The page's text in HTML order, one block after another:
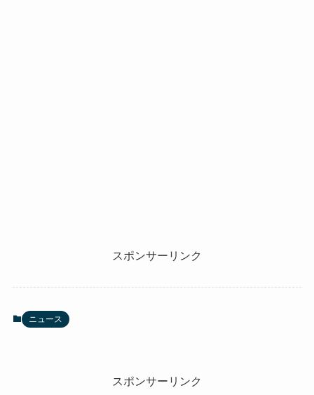
スポンサーリンク
ニュース
スポンサーリンク